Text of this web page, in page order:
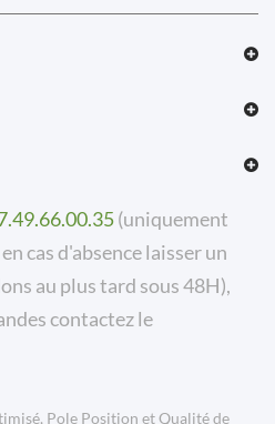
(uniquement
cas d'absence laisser un
au plus tard sous 48H),
contactez le
Pole Position et Qualité de